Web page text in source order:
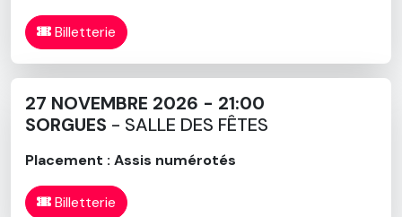
Billetterie
27 NOVEMBRE 2026 - 21:00
SORGUES - SALLE DES FÊTES
Placement : Assis numérotés
Billetterie